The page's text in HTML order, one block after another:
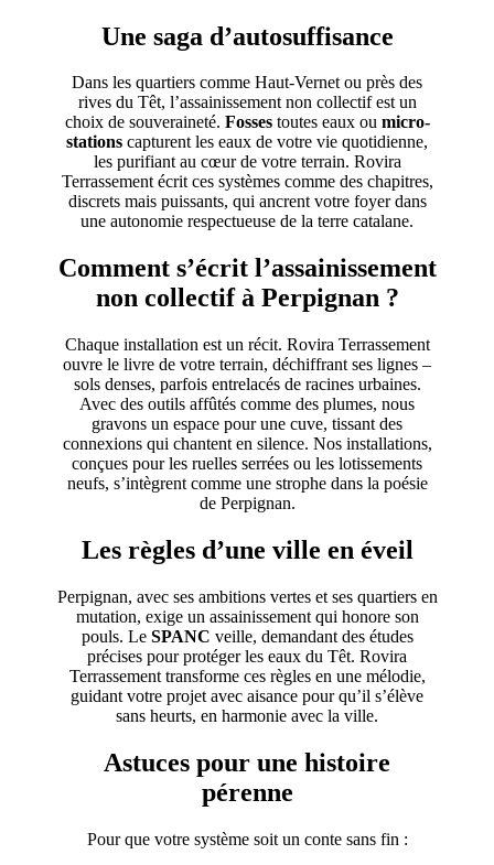
Une saga d’autosuffisance
Dans les quartiers comme Haut-Vernet ou près des
rives du Têt, l’assainissement non collectif est un
choix de souveraineté. Fossestoutes eaux ou micro-
stations capturent les eaux de votre vie quotidienne,
les purifiant au cœur de votre terrain. Rovira
Terrassement écrit ces systèmes comme des chapitres,
discrets mais puissants, qui ancrent votre foyer dans
une autonomie respectueuse de la terre catalane.
Comment s’écrit l’assainissement
non collectif à Perpignan ?
Chaque installation est un récit. Rovira Terrassement
ouvre le livre de votre terrain, déchiffrant ses lignes –
sols denses, parfois entrelacés de racines urbaines.
Avec des outils affûtés comme des plumes, nous
gravons un espace pour une cuve, tissant des
connexions qui chantent en silence. Nos installations,
conçues pour les ruelles serrées ou les lotissements
neufs, s’intègrent comme une strophe dans la poésie
de Perpignan.
Les règles d’une ville en éveil
Perpignan, avec ses ambitions vertes et ses quartiers en
mutation, exige un assainissement qui honore son
pouls. Le SPANC veille, demandant des études
précises pour protéger les eaux du Têt. Rovira
Terrassement transforme ces règles en une mélodie,
guidant votre projet avec aisance pour qu’il s’élève
sans heurts, en harmonie avec la ville.
Astuces pour une histoire
pérenne
Pour que votre système soit un conte sans fin :